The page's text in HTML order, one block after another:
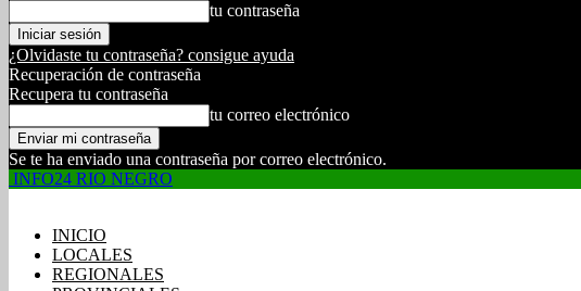
tu contraseña
¿Olvidaste tu contraseña? consigue ayuda
Recuperación de contraseña
Recupera tu contraseña
tu correo electrónico
Se te ha enviado una contraseña por correo electrónico.
INFO24 RIO NEGRO
INICIO
LOCALES
REGIONALES